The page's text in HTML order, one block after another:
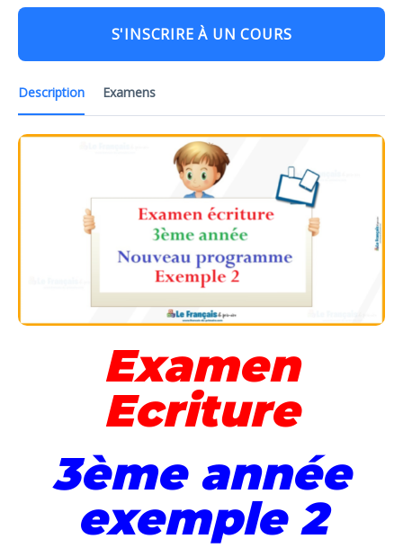
Description Examens
Examen
Ecriture
3ème année
exemple 2
S'INSCRIRE À UN COURS